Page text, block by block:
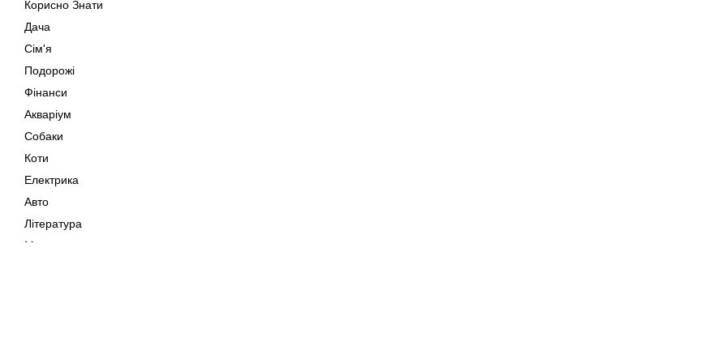
Корисно Знати
Дача
Сім'я
Подорожі
Фінанси
Акваріум
Собаки
Коти
Електрика
Авто
Література
Музика